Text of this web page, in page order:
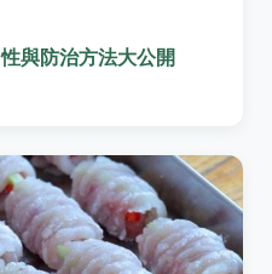
與防治方法大公開